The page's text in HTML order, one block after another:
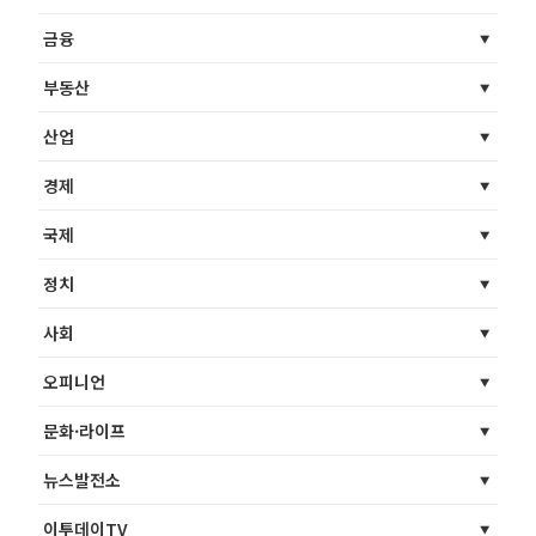
금융
부동산
산업
경제
국제
정치
사회
오피니언
문화·라이프
뉴스발전소
이투데이TV